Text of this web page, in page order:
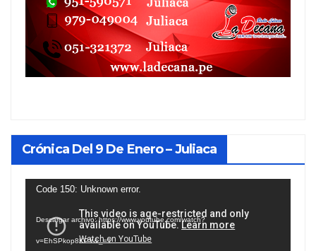
Crónica Del 9 De Enero – Juliaca
Reproductor
vídeo
Code 150: Unknown error.
Descargar archivo: https://www.youtube.com/watch?
v=EhSPkop8KPY&_=1